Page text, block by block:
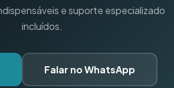
e suporte especializado
incluídos.
Falar no WhatsApp